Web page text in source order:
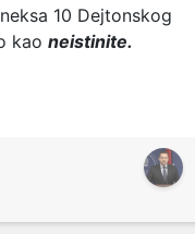
10 Dejtonskog
kao neistinite.